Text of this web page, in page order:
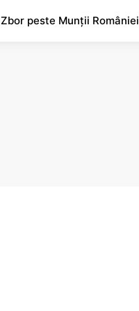
Zbor peste Munții României